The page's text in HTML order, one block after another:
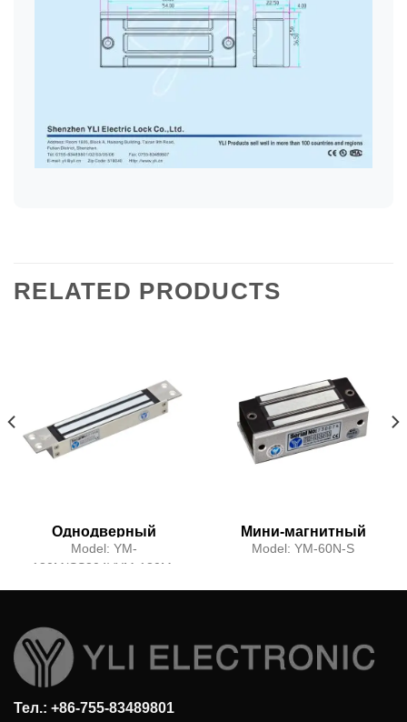
RELATED PRODUCTS
Однодверный
магнитный замок с
сигналом
Model: YM-
180M(SS304)/YM-180M-
Мини-магнитный
замок для одной
Model: YM-60N-S
Тел.: +86-755-83489801